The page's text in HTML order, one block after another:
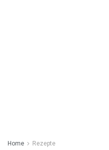
Home Rezepte